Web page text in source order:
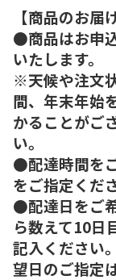
【商品のお届
●商品はお申
いたします。
※天候や注文
間、年末年始
かることがご
い。
●配達時間を
をご指定くだ
●配達日をご
ら数えて10日
記入ください
望日のご指定